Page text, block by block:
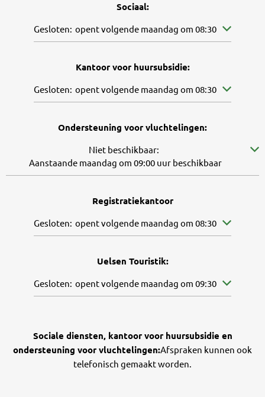
Sociaal:
Klik om andere openings- of sluitingstijden te verbergen
Gesloten: opent volgende maandag om 08:30
Kantoor voor huursubsidie:
Klik om andere openings- of sluitingstijden te verbergen
Gesloten: opent volgende maandag om 08:30
Ondersteuning voor vluchtelingen:
Klik om verdere beschikbaarheid te verbergen
Niet beschikbaar:
Aanstaande maandag om 09:00 uur beschikbaar
Registratiekantoor
Klik om andere openings- of sluitingstijden te verbergen
Gesloten: opent volgende maandag om 08:30
Uelsen Touristik:
Klik om andere openings- of sluitingstijden te verbergen
Gesloten: opent volgende maandag om 09:30
Sociale diensten, kantoor voor huursubsidie en
ondersteuning voor vluchtelingen:Afspraken kunnen ook
telefonisch gemaakt worden.